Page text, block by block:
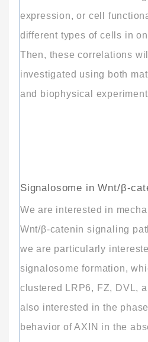
expression, or cell
different types of cells in
Then, these correlations
investigated using both
and biophysical
Signalosome in Wnt/β-
We are interested in
Wnt/β-catenin signaling
we are particularly
signalosome formation,
clustered LRP6, FZ, DVL,
also interested in the
behavior of AXIN in the